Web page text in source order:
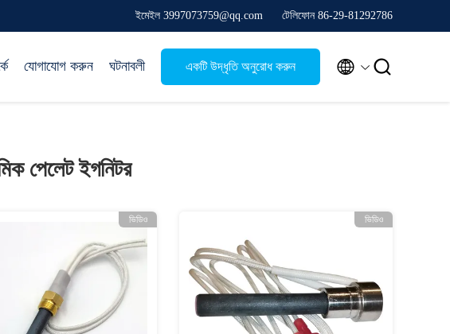
ইমেইল 3997073759@qq.com টেলিফোন 86-29-81292786
যোগাযোগ করুন ঘটনাবলী একটি উদ্ধৃতি অনুরোধ করুন  
পেলেট ইগনিটর
ভিডিও ভিডিও